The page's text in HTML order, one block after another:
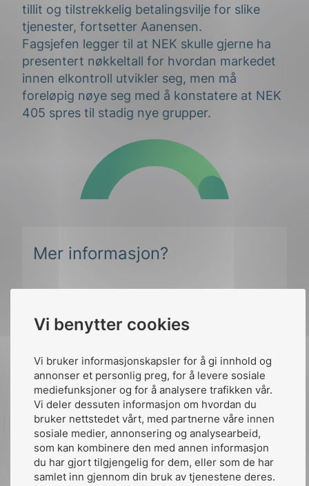
Vi benytter cookies
Vi bruker informasjonskapsler for å gi innhold og
annonser et personlig preg, for å levere sosiale
mediefunksjoner og for å analysere trafikken vår.
Vi deler dessuten informasjon om hvordan du
bruker nettstedet vårt, med partnerne våre innen
sosiale medier, annonsering og analysearbeid,
som kan kombinere den med annen informasjon
du har gjort tilgjengelig for dem, eller som de har
samlet inn gjennom din bruk av tjenestene deres.
tillit og tilstrekkelig betalingsvilje for slike
tjenester, fortsetter Aanensen.
Fagsjefen legger til at NEK skulle gjerne ha
presentert nøkkeltall for hvordan markedet
innen elkontroll utvikler seg, men må
foreløpig nøye seg med å konstatere at NEK
405 spres til stadig nye grupper.
Mer informasjon?
Publisert av:Leif Aanensen
Publiserte:19. nov. 2015
Siste oppdatert: kl.21:48 20. des. 2021